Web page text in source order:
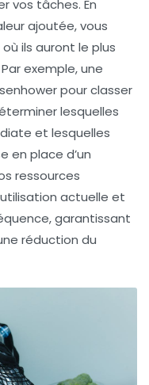
vos tâches. En
ajoutée, vous
ils auront le plus
exemple, une
pour classer
lesquelles
et lesquelles
en place d’un
ressources
actuelle et
garantissant
réduction du